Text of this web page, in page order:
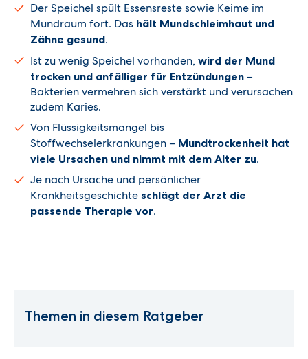
Der Speichel spült Essensreste sowie Keime im
Mundraum fort. Das hält Mundschleimhaut und
Zähne gesund.
Ist zu wenig Speichel vorhanden, wird der Mund
trocken und anfälliger für Entzündungen –
Bakterien vermehren sich verstärkt und verursachen
zudem Karies.
Von Flüssigkeitsmangel bis
Stoffwechselerkrankungen – Mundtrockenheit hat
viele Ursachen und nimmt mit dem Alter zu.
Je nach Ursache und persönlicher
Krankheitsgeschichte schlägt der Arzt die
passende Therapie vor.
Themen in diesem Ratgeber